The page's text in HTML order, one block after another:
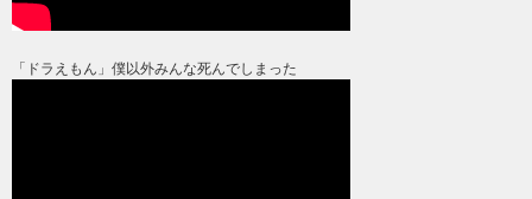
「ドラえもん」僕以外みんな死んでしまった